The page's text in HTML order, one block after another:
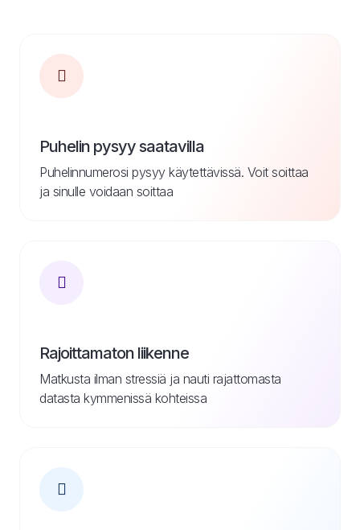
Puhelin pysyy saatavilla
Puhelinnumerosi pysyy käytettävissä. Voit soittaa
ja sinulle voidaan soittaa
Rajoittamaton liikenne
Matkusta ilman stressiä ja nauti rajattomasta
datasta kymmenissä kohteissa